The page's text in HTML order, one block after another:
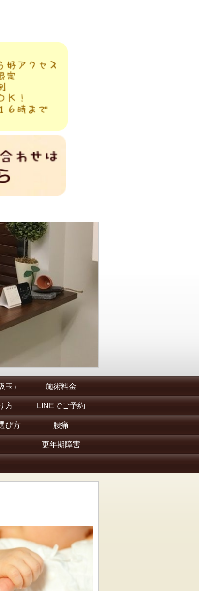
玉） 施術料金
方 LINEでご予約
び方 腰痛
更年期障害